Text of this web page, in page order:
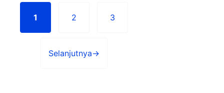
Halaman
1
Halaman
2
Halaman
3
Selanjutnya→